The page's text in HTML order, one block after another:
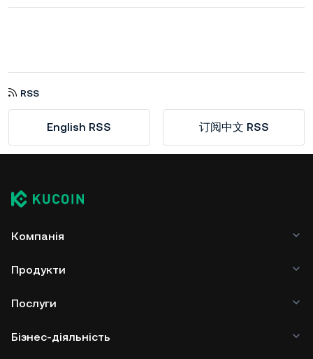
RSS
English RSS 订阅中文 RSS
Компанія
Продукти
Послуги
Бізнес-діяльність